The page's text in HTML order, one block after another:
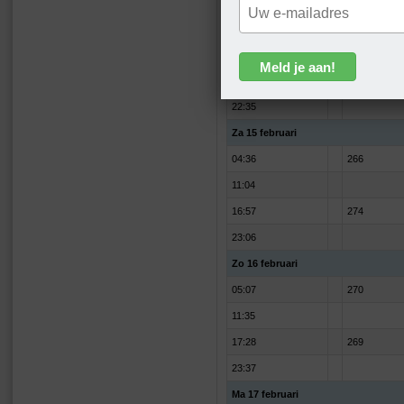
10:31
16:27 277
22:35
Za 15 februari
04:36 266
11:04
16:57 274
23:06
Zo 16 februari
05:07 270
11:35
17:28 269
23:37
Ma 17 februari